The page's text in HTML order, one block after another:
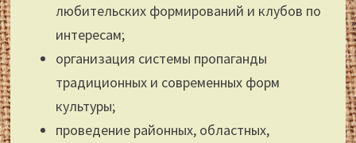
любительских формирований и клубов по
интересам;
организация системы пропаганды
традиционных и современных форм
культуры;
проведение районных, областных,